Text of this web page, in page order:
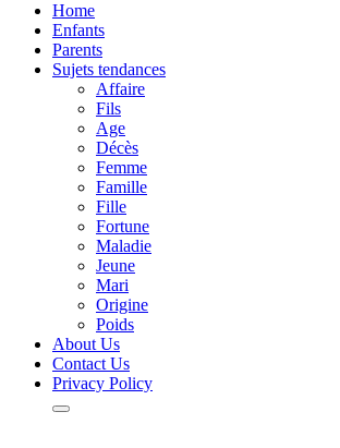
Home
Enfants
Parents
Sujets tendances
Affaire
Fils
Age
Décès
Femme
Famille
Fille
Fortune
Maladie
Jeune
Mari
Origine
Poids
About Us
Contact Us
Privacy Policy